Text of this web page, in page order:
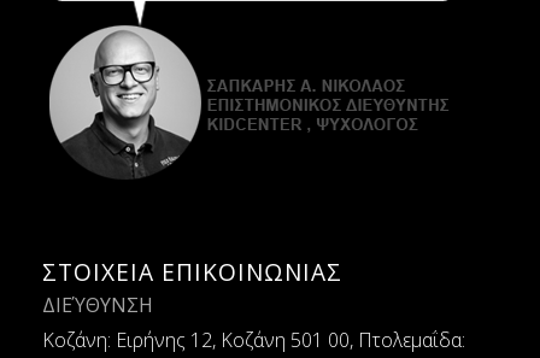
ΣΤΟΙΧΕΙΑ ΕΠΙΚΟΙΝΩΝΙΑΣ
ΔΙΕΎΘΥΝΣΗ
Κοζάνη: Ειρήνης 12, Κοζάνη 501 00, Πτολεμαΐδα: